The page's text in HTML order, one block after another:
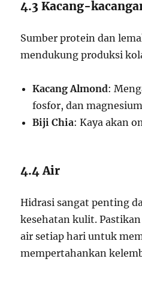
4.3 Kacang-
Sumber protein dan
mendukung produksi
Kacang Almond:
fosfor, dan
Biji Chia: Kaya akan
4.4 Air
Hidrasi sangat penting
kesehatan kulit.
air setiap hari untuk
mempertahankan